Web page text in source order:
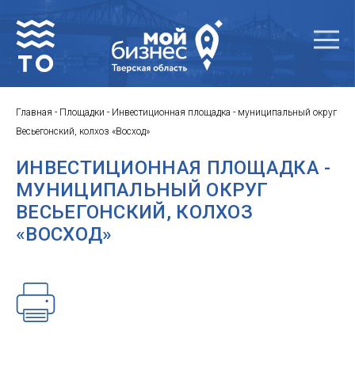
Главная - Площадки - Инвестиционная площадка - муниципальный округ
Весьегонский, колхоз «Восход»
ИНВЕСТИЦИОННАЯ ПЛОЩАДКА -
МУНИЦИПАЛЬНЫЙ ОКРУГ
ВЕСЬЕГОНСКИЙ, КОЛХОЗ
«ВОСХОД»